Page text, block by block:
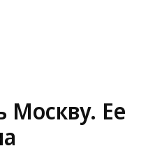
Москву. Ее